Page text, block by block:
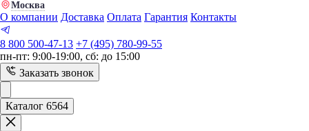
Москва
О компании Доставка Оплата Гарантия Контакты
8 800 500-47-13 +7 (495) 780-99-55
пн-пт: 9:00-19:00, сб: до 15:00
Заказать звонок
Каталог 6564